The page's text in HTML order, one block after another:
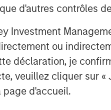
d'autres contrôles
Investment
ou
déclaration, je
veuillez cliquer sur
page d'accueil.
Stanley Private
played a major advisory